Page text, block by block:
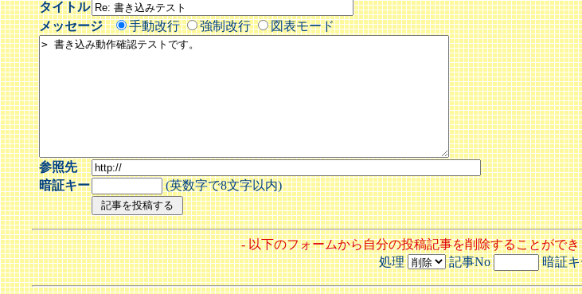
タイトル
メッセージ
手動改行 強制改行 図表モード
参照先
暗証キー
(英数字で8文字以内)
- 以下のフォームから自分の投稿記事を削除することがで
処理
記事No 暗証